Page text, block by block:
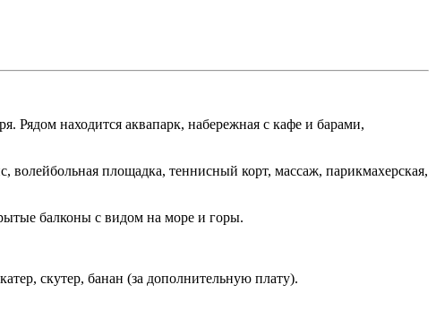
находится аквапарк, набережная с кафе и барами,
волейбольная площадка, теннисный корт, массаж, парикмахерская,
балконы с видом на море и горы.
скутер, банан (за дополнительную плату).